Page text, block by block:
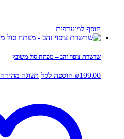
הוסף למועדפים
שרשרת ציפוי זהב – מפתח סול משובץ
₪199.00 הוספה לסל תצוגה מהירה